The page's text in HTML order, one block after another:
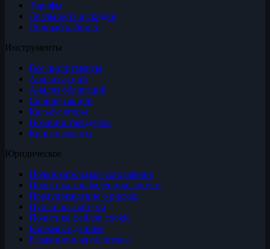
Тарифы
Лояльность и скидки
Личный кабинет
Инструменты
Все инструменты
Анализ акций
Анализ облигаций
Скринер акций
Калькуляторы
Позиции трейдеров
Криптовалюты
Юридическое
Пользовательское соглашение
Политика конфиденциальности
Предупреждение о рисках
Публичная оферта
Политика файлов cookie
Биржевые данные
Редакционная политика